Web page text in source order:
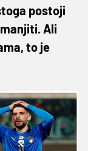
postoji
Ali
to je